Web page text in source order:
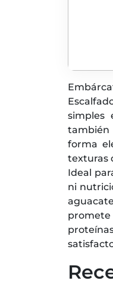
simples
también
forma
texturas
Ideal
ni
promete